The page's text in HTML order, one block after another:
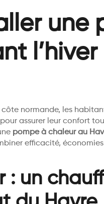
une
l’hiver
normande, les
assurer leur confort
pompe à chaleur au
efficacité,
: un